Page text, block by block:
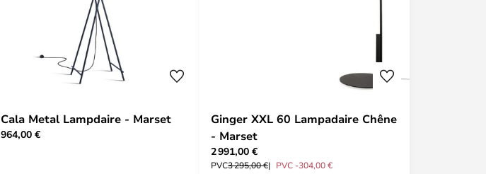
Cala Metal Lampdaire - Marset
964,00 €
Ginger XXL 60 Lampadaire Chêne
- Marset
2 991,00 €
PVC3 295,00 € PVC -304,00 €